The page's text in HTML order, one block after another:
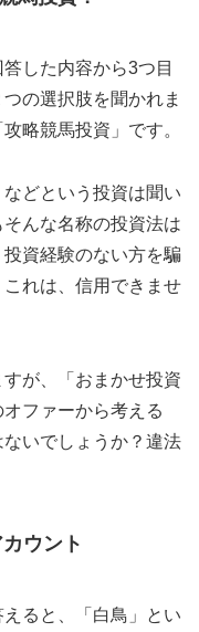
した内容から3つ目
の選択肢を聞かれま
略競馬投資」です。
どという投資は聞い
んな名称の投資法は
資経験のない方を騙
れは、信用できませ
が、「おまかせ投資
ファーから考える
いでしょうか？違法
ウント
ると、「白鳥」とい